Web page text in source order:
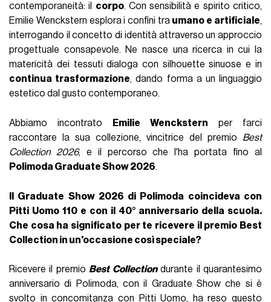
contemporaneità: il corpo. Con sensibilità e spirito critico,
Emilie Wenckstern esplora i confini tra umano e artificiale,
interrogando il concetto di identità attraverso un approccio
progettuale consapevole. Ne nasce una ricerca in cui la
matericità dei tessuti dialoga con silhouette sinuose e in
continua trasformazione, dando forma a un linguaggio
estetico dal gusto contemporaneo.
Abbiamo incontrato Emilie Wenckstern per farci
raccontare la sua collezione, vincitrice del premio Best
Collection 2026, e il percorso che l'ha portata fino al
Polimoda Graduate Show 2026.
Il Graduate Show 2026 di Polimoda coincideva con
Pitti Uomo 110 e con il 40° anniversario della scuola.
Che cosa ha significato per te ricevere il premio Best
Collection in un'occasione così speciale?
Ricevere il premioBest Collectiondurante il quarantesimo
anniversario di Polimoda, con il Graduate Show che si è
svolto in concomitanza con Pitti Uomo, ha reso questo